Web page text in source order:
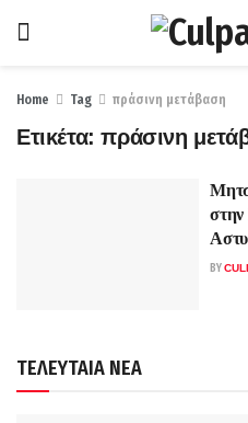
Home Tag πράσινη μετάβαση
Ετικέτα:πράσινη
στην
BY
ΤΕΛΕΥΤΑΙΑ ΝΕΑ